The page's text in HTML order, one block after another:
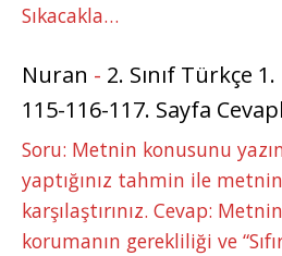
Sıkacakla…
Nuran - 2. Sınıf Türkçe
115-116-117. Sayfa
Soru: Metnin konusunu
yaptığınız tahmin ile
karşılaştırınız. Cevap:
korumanın gerekliliği ve